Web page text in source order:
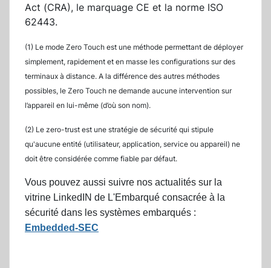
Act (CRA), le marquage CE et la norme ISO
62443.
(1) Le mode Zero Touch est une méthode permettant de déployer
simplement, rapidement et en masse les configurations sur des
terminaux à distance. A la différence des autres méthodes
possibles, le Zero Touch ne demande aucune intervention sur
l’appareil en lui-même (d’où son nom).
(2) Le zero-trust est une stratégie de sécurité qui stipule
qu'aucune entité (utilisateur, application, service ou appareil) ne
doit être considérée comme fiable par défaut.
Vous pouvez aussi suivre nos actualités sur la
vitrine LinkedIN de L'Embarqué consacrée à la
sécurité dans les systèmes embarqués :
Embedded-SEC